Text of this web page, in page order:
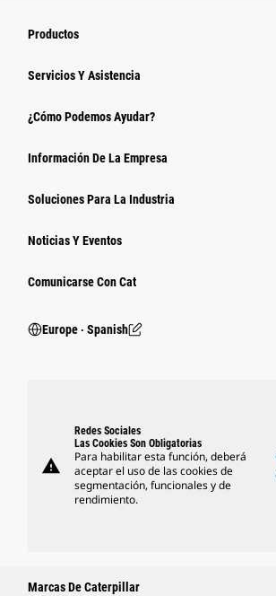
Productos
Servicios Y Asistencia
¿Cómo Podemos Ayudar?
Información De La Empresa
Soluciones Para La Industria
Noticias Y Eventos
Comunicarse Con Cat
Europe ‧ Spanish
warning
Redes Sociales
Las Cookies Son Obligatorias
Para habilitar esta función, deberá
aceptar el uso de las cookies de
segmentación, funcionales y de
rendimiento.
Marcas De Caterpillar